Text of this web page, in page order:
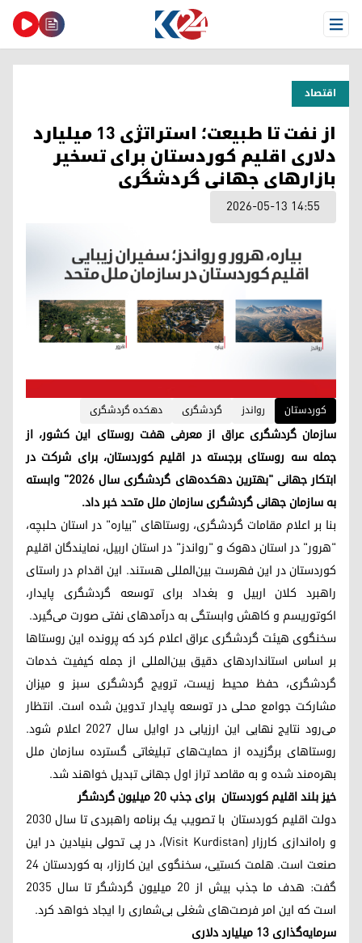
Open Menu
اقتصاد
از نفت تا طبیعت؛ استراتژی ۱۳ میلیارد
دلاری اقلیم کوردستان برای تسخیر
بازارهای جهانی گردشگری
2026-05-13 14:55
کوردستان رواندز گردشگری دهکدە گردشگری
سازمان گردشگری عراق از معرفی هفت روستای این کشور، از
جمله سه روستای برجسته در اقلیم کوردستان، برای شرکت در
ابتکار جهانی "بهترین دهکده‌های گردشگری سال ۲۰۲۶" وابسته
به سازمان جهانی گردشگری سازمان ملل متحد خبر داد.
بنا بر اعلام مقامات گردشگری، روستاهای "بیاره" در استان حلبچه،
"هرور" در استان دهوک و "رواندز" در استان اربیل، نمایندگان اقلیم
کوردستان در این فهرست بین‌المللی هستند. این اقدام در راستای
راهبرد کلان اربیل و بغداد برای توسعه گردشگری پایدار،
اکوتوریسم و کاهش وابستگی به درآمدهای نفتی صورت می‌گیرد.
سخنگوی هیئت گردشگری عراق اعلام کرد که پرونده این روستاها
بر اساس استانداردهای دقیق بین‌المللی از جمله کیفیت خدمات
گردشگری، حفظ محیط زیست، ترویج گردشگری سبز و میزان
مشارکت جوامع محلی در توسعه پایدار تدوین شده است. انتظار
می‌رود نتایج نهایی این ارزیابی در اوایل سال ۲۰۲۷ اعلام شود.
روستاهای برگزیده از حمایت‌های تبلیغاتی گسترده سازمان ملل
بهره‌مند شده و به مقاصد تراز اول جهانی تبدیل خواهند شد.
خیز بلند اقلیم کوردستان برای جذب ۲۰ میلیون گردشگر
دولت اقلیم کوردستان با تصویب یک برنامه راهبردی تا سال ۲۰۳۰
و راه‌اندازی کارزار (Visit Kurdistan)، در پی تحولی بنیادین در این
صنعت است. هلمت کستیی، سخنگوی این کارزار، به کوردستان ۲۴
گفت: هدف ما جذب بیش از ۲۰ میلیون گردشگر تا سال ۲۰۳۵
است که این امر فرصت‌های شغلی بی‌شماری را ایجاد خواهد کرد.
سرمایه‌گذاری ۱۳ میلیارد دلاری